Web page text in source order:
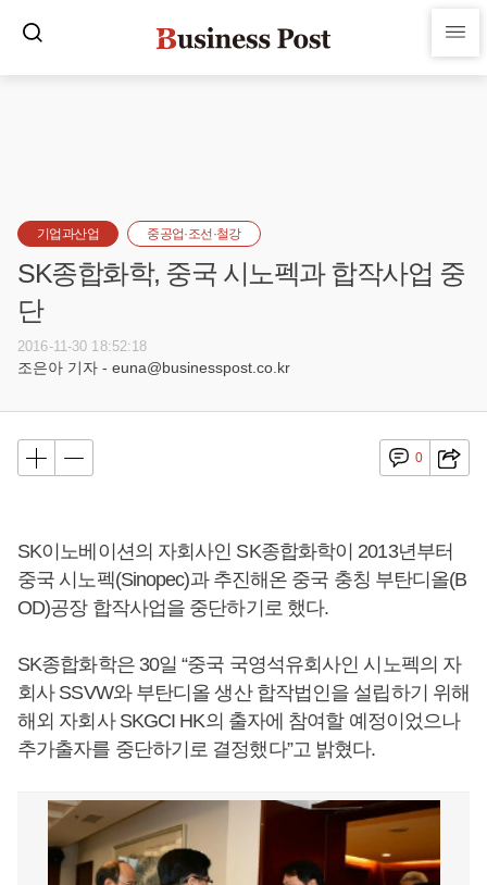
기업과산업 중공업·조선·철강
SK종합화학, 중국 시노펙과 합작사업 중
단
2016-11-30 18:52:18
조은아 기자 - euna@businesspost.co.kr
0
SK이노베이션의 자회사인 SK종합화학이 2013년부터
중국 시노펙(Sinopec)과 추진해온 중국 충칭 부탄디올(B
OD)공장 합작사업을 중단하기로 했다.
SK종합화학은 30일 “중국 국영석유회사인 시노펙의 자
회사 SSVW와 부탄디올 생산 합작법인을 설립하기 위해
해외 자회사 SKGCI HK의 출자에 참여할 예정이었으나
추가출자를 중단하기로 결정했다”고 밝혔다.